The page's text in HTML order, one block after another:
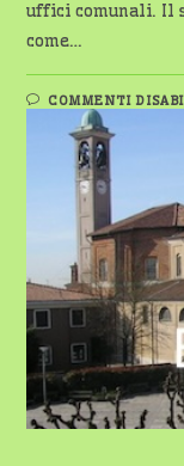
uffici comunali. Il
come…
COMMENTI